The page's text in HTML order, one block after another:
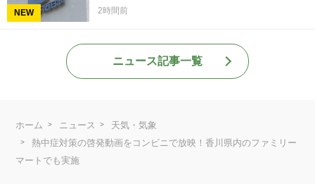
NEW 2時間前
ニュース記事一覧
ホーム ニュース
天気・気象
熱中症対策の啓発動画をコンビニで放映！香川県内のファミリー
マートでも実施